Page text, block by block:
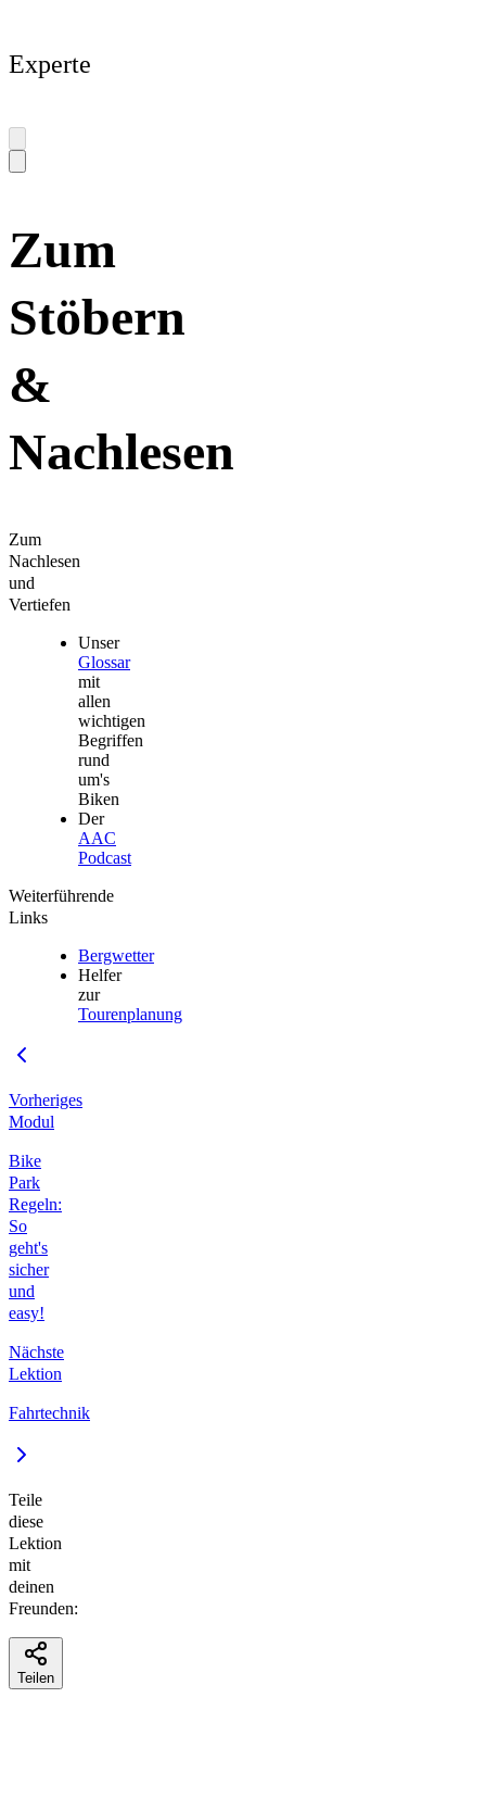
Experte
Zum
Stöbern
&
Nachlesen
Zum
Nachlesen
und
Vertiefen
Unser
Glossar
mit
allen
wichtigen
Begriffen
rund
um's
Biken
Der
AAC
Podcast
Weiterführende
Links
Bergwetter
Helfer
zur
Tourenplanung
Vorheriges
Modul
Bike
Park
Regeln:
So
geht's
sicher
und
easy!
Nächste
Lektion
Fahrtechnik
Teile
diese
Lektion
mit
deinen
Freunden:
Teilen